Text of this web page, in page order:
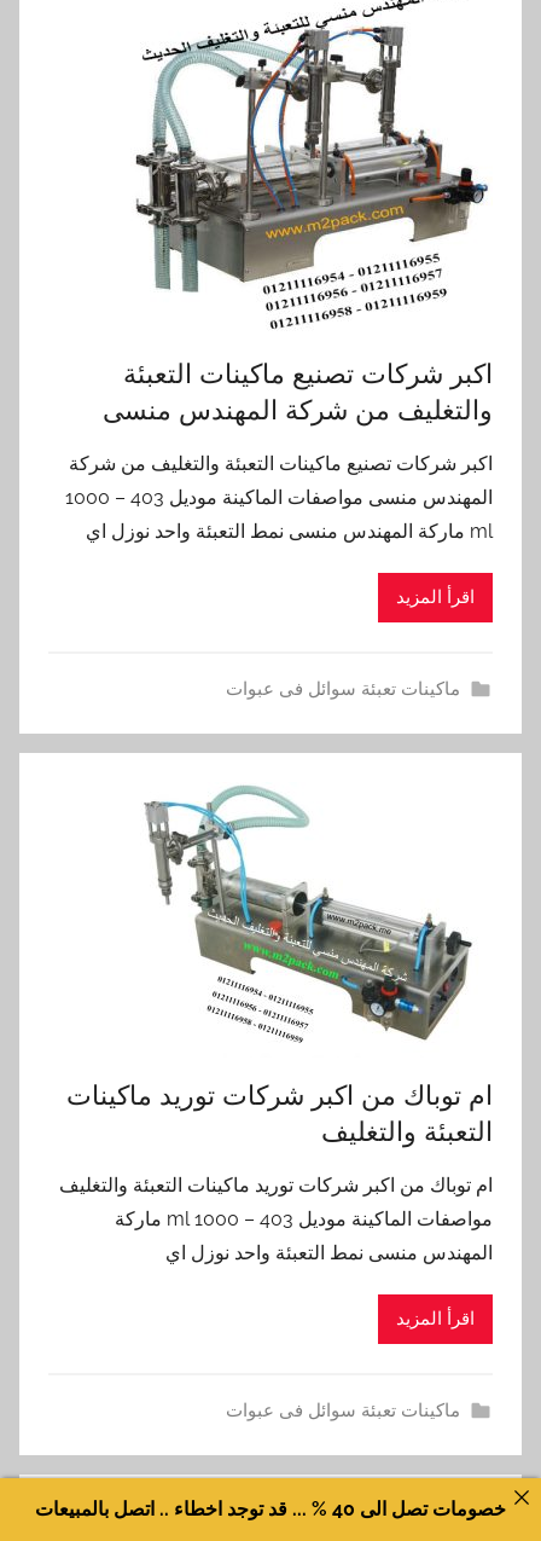
اكبر شركات تصنيع ماكينات التعبئة
والتغليف من شركة المهندس منسى
اكبر شركات تصنيع ماكينات التعبئة والتغليف من شركة
المهندس منسى مواصفات الماكينة موديل 403 – 1000
ml ماركة المهندس منسى نمط التعبئة واحد نوزل اي
اقرأ المزيد
ماكينات تعبئة سوائل فى عبوات
ام توباك من اكبر شركات توريد ماكينات
التعبئة والتغليف
ام توباك من اكبر شركات توريد ماكينات التعبئة والتغليف
مواصفات الماكينة موديل 403 – 1000 ml ماركة
المهندس منسى نمط التعبئة واحد نوزل اي
اقرأ المزيد
ماكينات تعبئة سوائل فى عبوات
خصومات تصل الى 40 % ... قد توجد اخطاء .. اتصل بالمبيعات